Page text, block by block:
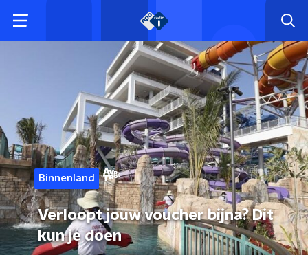
Binnenland
Verloopt jouw voucher bijna? Dit
kun je doen